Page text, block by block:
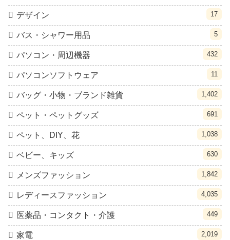
デザイン 17
バス・シャワー用品 5
パソコン・周辺機器 432
パソコンソフトウェア 11
バッグ・小物・ブランド雑貨 1,402
ペット・ペットグッズ 691
ペット、DIY、花 1,038
ベビー、キッズ 630
メンズファッション 1,842
レディースファッション 4,035
医薬品・コンタクト・介護 449
家電 2,019